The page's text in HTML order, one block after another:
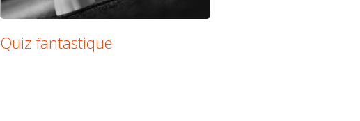
Quiz fantastique